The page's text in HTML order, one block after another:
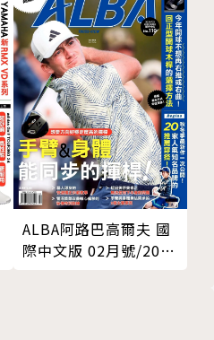
ALBA阿路巴高爾夫 國
際中文版 02月號/2024